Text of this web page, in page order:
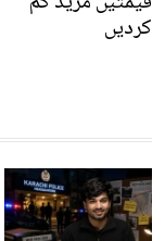
کردیں